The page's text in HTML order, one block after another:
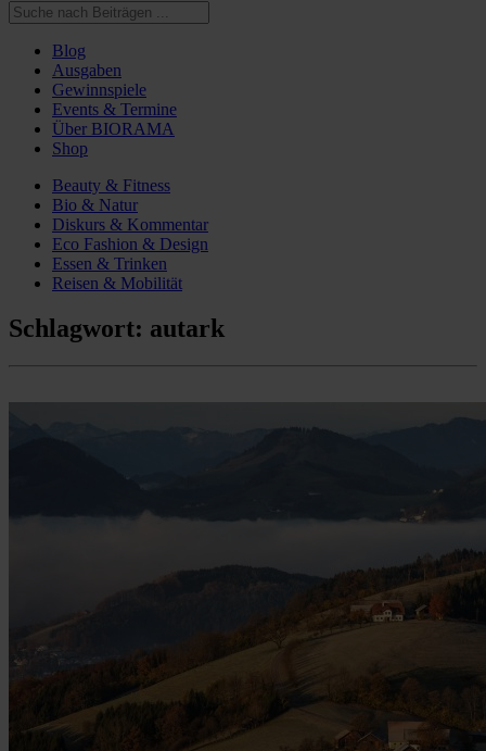
Blog
Ausgaben
Gewinnspiele
Events & Termine
Über BIORAMA
Shop
Beauty & Fitness
Bio & Natur
Diskurs & Kommentar
Eco Fashion & Design
Essen & Trinken
Reisen & Mobilität
Schlagwort: autark